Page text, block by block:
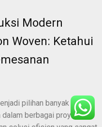
Modern
Woven: Ketahui
pilihan banyak
berbagai proyek